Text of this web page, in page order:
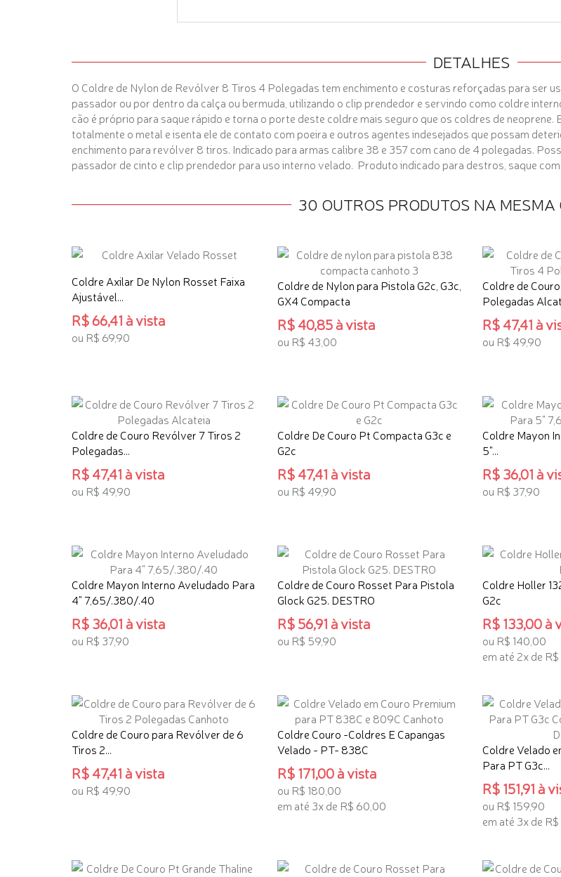
DETALHES
O Coldre de Nylon de Revólver 8 Tiros 4 Polegadas tem enchimento e costuras reforçadas para ser
passador ou por dentro da calça ou bermuda, utilizando o clip prendedor e servindo como coldre
cão é próprio para saque rápido e torna o porte deste coldre mais seguro que os coldres de
totalmente o metal e isenta ele de contato com poeira e outros agentes indesejados que possam
enchimento para revólver 8 tiros. Indicado para armas calibre 38 e 357 com cano de 4 polegadas.
passador de cinto e clip prendedor para uso interno velado. Produto indicado para destros, saque
30 OUTROS PRODUTOS NA MESMA
Coldre Axilar De Nylon Rosset Faixa
Ajustável...
R$ 66,41 à vista
ou R$ 69,90
Coldre de Nylon para Pistola G2c, G3c,
GX4 Compacta
R$ 40,85 à vista
ou R$ 43,00
Coldre de
Polegadas
R$ 47,41 à
ou R$ 49,90
Coldre de Couro Revólver 7 Tiros 2
Polegadas...
R$ 47,41 à vista
ou R$ 49,90
Coldre De Couro Pt Compacta G3c e
G2c
R$ 47,41 à vista
ou R$ 49,90
Coldre Mayon
5"...
R$ 36,01 à
ou R$ 37,90
Coldre Mayon Interno Aveludado Para
4" 7,65/.380/.40
R$ 36,01 à vista
ou R$ 37,90
Coldre de Couro Rosset Para Pistola
Glock G25. DESTRO
R$ 56,91 à vista
ou R$ 59,90
Coldre Holler
G2c
R$ 133,00 à
ou R$ 140,00
em até 2x de
Coldre de Couro para Revólver de 6
Tiros 2...
R$ 47,41 à vista
ou R$ 49,90
Coldre Couro -Coldres E Capangas
Velado - PT- 838C
R$ 171,00 à vista
ou R$ 180,00
em até 3x de R$ 60,00
Coldre Velado
Para PT G3c...
R$ 151,91 à
ou R$ 159,90
em até 3x de